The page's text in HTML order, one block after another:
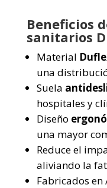
Beneficios
sanitarios
Material
una
Suela
hospitales y
Diseño
una mayor
Reduce el
aliviando la
Fabricados en